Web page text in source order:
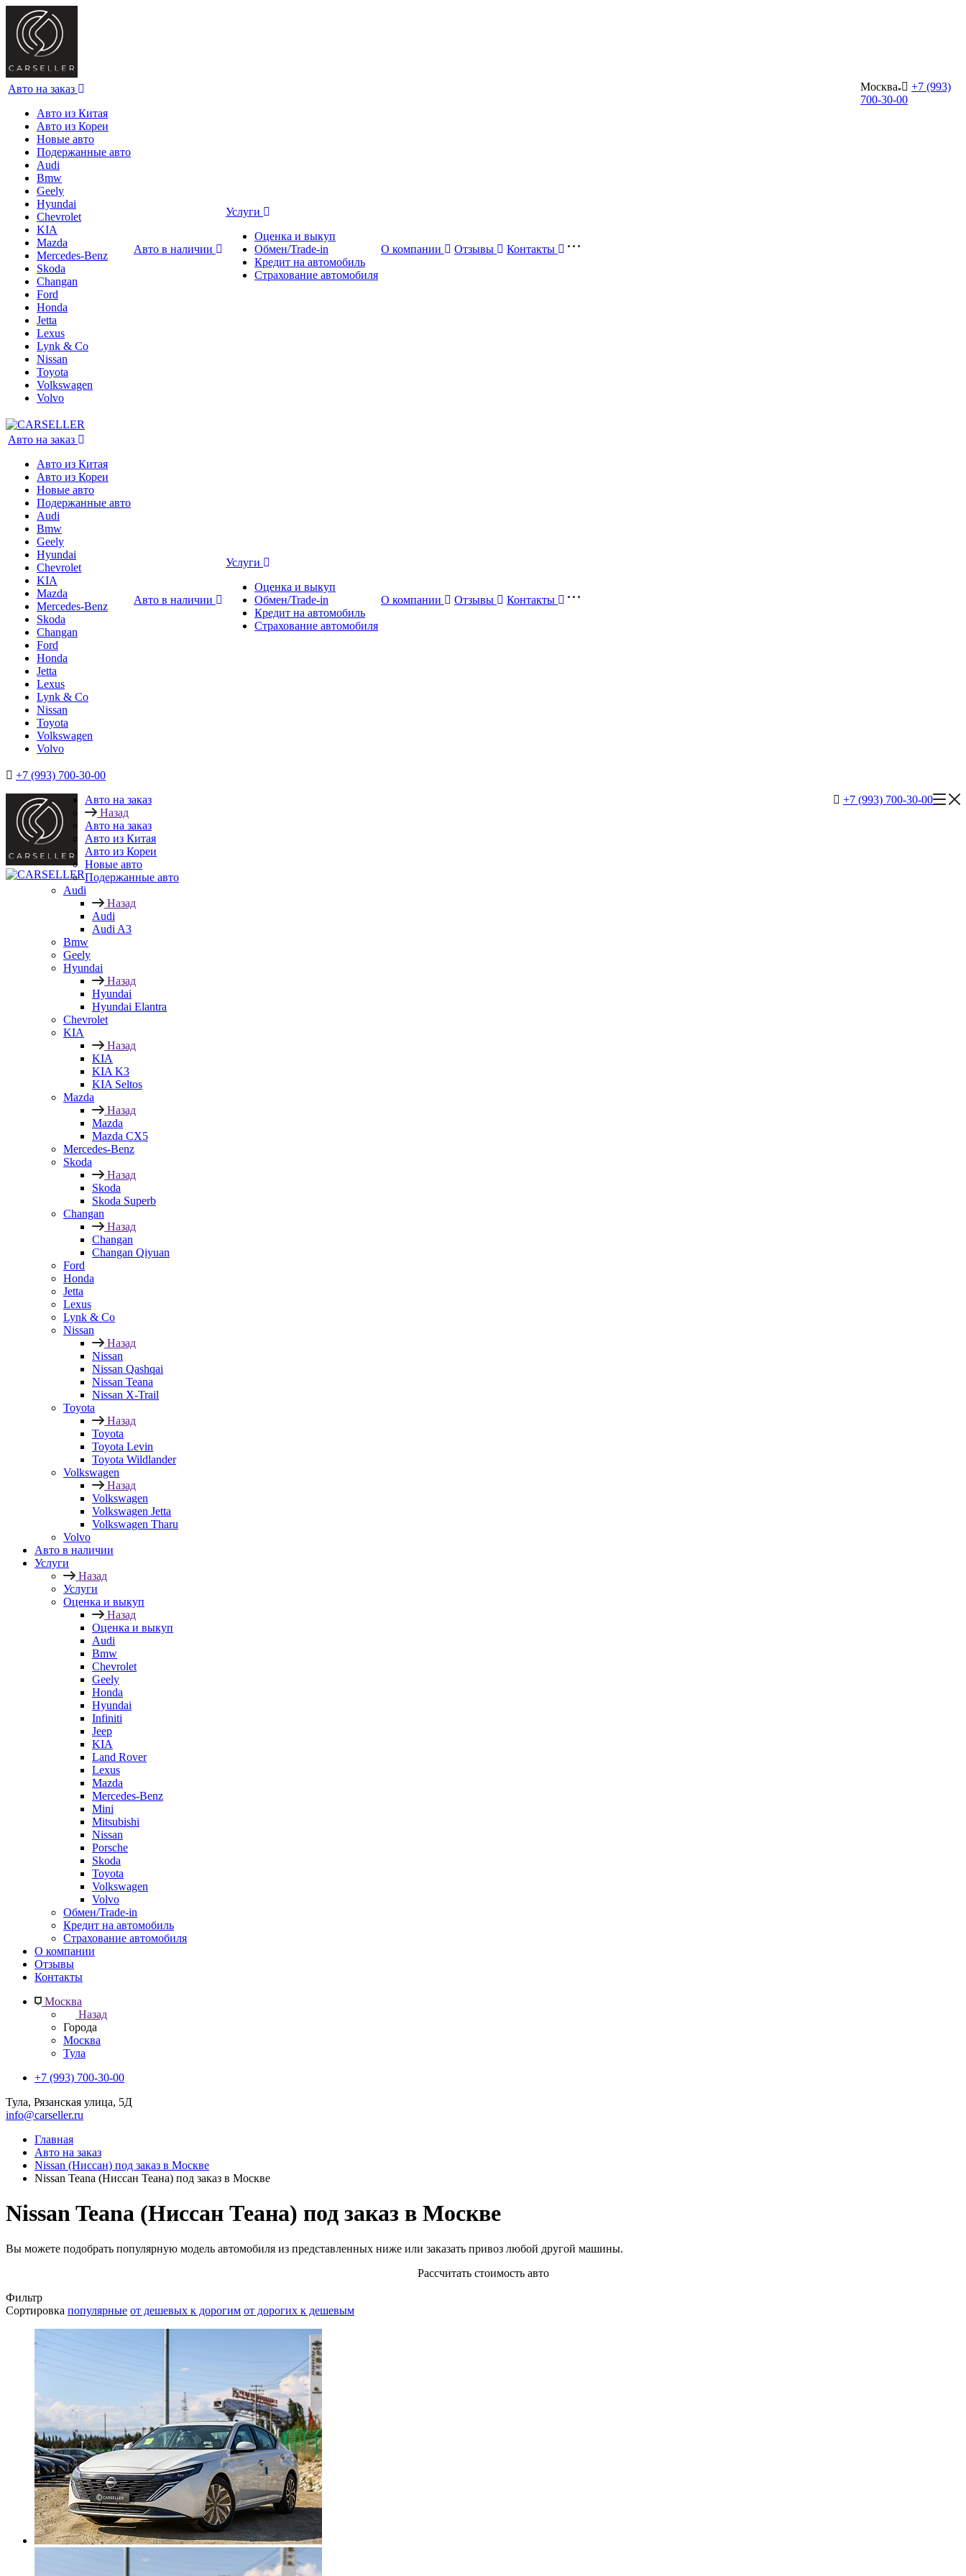
Москва
+7 (993)
700-30-00
Авто на заказ
Авто из Китая
Авто из Кореи
Новые авто
Подержанные авто
Audi
Bmw
Geely
Hyundai
Chevrolet
KIA
Mazda
Mercedes-Benz
Skoda
Changan
Ford
Honda
Jetta
Lexus
Lynk & Co
Nissan
Toyota
Volkswagen
Volvo
Авто в наличии
Услуги
Оценка и выкуп
Обмен/Trade-in
Кредит на автомобиль
Страхование автомобиля
О компании Отзывы Контакты
Авто на заказ
Авто из Китая
Авто из Кореи
Новые авто
Подержанные авто
Audi
Bmw
Geely
Hyundai
Chevrolet
KIA
Mazda
Mercedes-Benz
Skoda
Changan
Ford
Honda
Jetta
Lexus
Lynk & Co
Nissan
Toyota
Volkswagen
Volvo
Авто в наличии
Услуги
Оценка и выкуп
Обмен/Trade-in
Кредит на автомобиль
Страхование автомобиля
О компании Отзывы Контакты
+7 (993) 700-30-00
+7 (993) 700-30-00
Авто на заказ
Назад
Авто на заказ
Авто из Китая
Авто из Кореи
Новые авто
Подержанные авто
Audi
Назад
Audi
Audi A3
Bmw
Geely
Hyundai
Назад
Hyundai
Hyundai Elantra
Chevrolet
KIA
Назад
KIA
KIA K3
KIA Seltos
Mazda
Назад
Mazda
Mazda CX5
Mercedes-Benz
Skoda
Назад
Skoda
Skoda Superb
Changan
Назад
Changan
Changan Qiyuan
Ford
Honda
Jetta
Lexus
Lynk & Co
Nissan
Назад
Nissan
Nissan Qashqai
Nissan Teana
Nissan X-Trail
Toyota
Назад
Toyota
Toyota Levin
Toyota Wildlander
Volkswagen
Назад
Volkswagen
Volkswagen Jetta
Volkswagen Tharu
Volvo
Авто в наличии
Услуги
Назад
Услуги
Оценка и выкуп
Назад
Оценка и выкуп
Audi
Bmw
Chevrolet
Geely
Honda
Hyundai
Infiniti
Jeep
KIA
Land Rover
Lexus
Mazda
Mercedes-Benz
Mini
Mitsubishi
Nissan
Porsche
Skoda
Toyota
Volkswagen
Volvo
Обмен/Trade-in
Кредит на автомобиль
Страхование автомобиля
О компании
Отзывы
Контакты
Москва
Назад
Города
Москва
Тула
+7 (993) 700-30-00
Тула, Рязанская улица, 5Д
info@carseller.ru
Главная
Авто на заказ
Nissan (Ниссан) под заказ в Москве
Nissan Teana (Ниссан Теана) под заказ в Москве
Nissan Teana (Ниссан Теана) под заказ в Москве
Вы можете подобрать популярную модель автомобиля из представленных ниже или заказать привоз любой другой машины.
Рассчитать стоимость авто
Фильтр
Сортировка популярные от дешевых к дорогим от дорогих к дешевым